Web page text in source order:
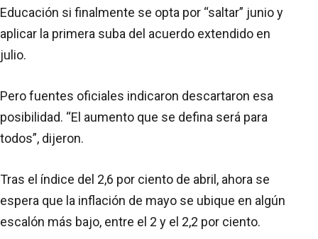
Educación si finalmente se opta por “saltar” junio y
aplicar la primera suba del acuerdo extendido en
julio.
Pero fuentes oficiales indicaron descartaron esa
posibilidad. “El aumento que se defina será para
todos”, dijeron.
Tras el índice del 2,6 por ciento de abril, ahora se
espera que la inflación de mayo se ubique en algún
escalón más bajo, entre el 2 y el 2,2 por ciento.